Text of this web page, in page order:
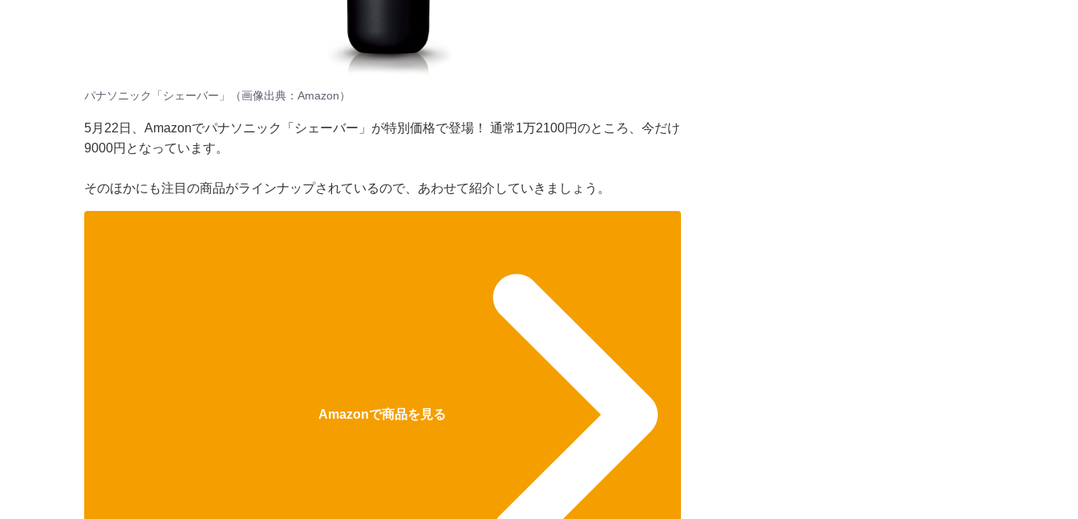
パナソニック「シェーバー」（画像出典：Amazon）
5月22日、Amazonでパナソニック「シェーバー」が特別価格で登場！ 通常1万2100円のところ、今だけ
9000円となっています。
そのほかにも注目の商品がラインナップされているので、あわせて紹介していきましょう。
Amazonで商品を見る